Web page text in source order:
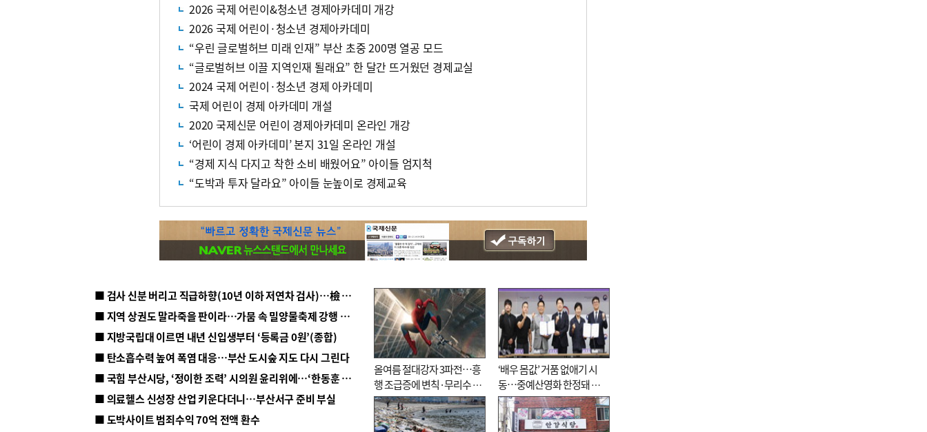
2026 국제 어린이&청소년 경제아카데미 개강
2026 국제 어린이·청소년 경제아카데미
“우린 글로벌허브 미래 인재” 부산 초중 200명 열공 모드
“글로벌허브 이끌 지역인재 될래요” 한 달간 뜨거웠던 경제교실
2024 국제 어린이·청소년 경제 아카데미
국제 어린이 경제 아카데미 개설
2020 국제신문 어린이 경제아카데미 온라인 개강
‘어린이 경제 아카데미’ 본지 31일 온라인 개설
“경제 지식 다지고 착한 소비 배웠어요” 아이들 엄지척
“도박과 투자 달라요” 아이들 눈높이로 경제교육
■ 검사 신분 버리고 직급하향(10년 이하 저연차 검사)…檢 중수청행 기피
■ 지역 상권도 말라죽을 판이라…가뭄 속 밀양물축제 강행 논란
■ 지방국립대 이르면 내년 신입생부터 ‘등록금 0원’(종합)
■ 탄소흡수력 높여 폭염 대응…부산 도시숲 지도 다시 그린다
■ 국힘 부산시당, ‘정이한 조력’ 시의원 윤리위에…‘한동훈 지지’도 신고접수
■ 의료헬스 신성장 산업 키운다더니…부산서구 준비 부실
■ 도박사이트 범죄수익 70억 전액 환수
올여름 절대강자 3파전…흥
행 조급증에 변칙·무리수 마
케팅도
‘배우 몸값’ 거품 없애기 시
동…중예산영화 한정돼 실
효성 의문도